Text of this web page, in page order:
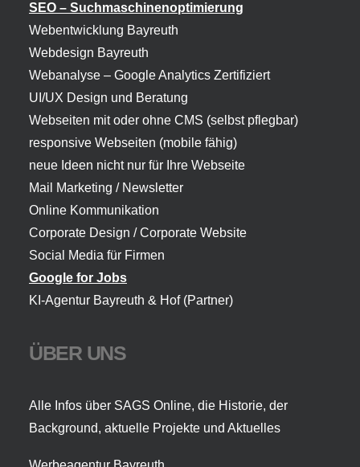
SEO – Suchmaschinenoptimierung
Webentwicklung Bayreuth
Webdesign Bayreuth
Webanalyse – Google Analytics Zertifiziert
UI/UX Design und Beratung
Webseiten mit oder ohne CMS (selbst pflegbar)
responsive Webseiten (mobile fähig)
neue Ideen nicht nur für Ihre Webseite
Mail Marketing / Newsletter
Online Kommunikation
Corporate Design / Corporate Website
Social Media für Firmen
Google for Jobs
KI-Agentur Bayreuth & Hof (Partner)
ÜBER UNS
Alle Infos über SAGS Online, die Historie, der
Background, aktuelle Projekte und Aktuelles